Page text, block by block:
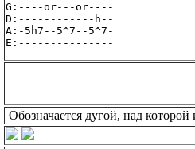
G:----or---or----
D:------------h--
A:-5h7--5^7--5^7-
E:---------------
Обозначается дугой, над